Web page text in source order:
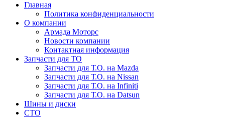
Главная
Политика конфиденциальности
О компании
Армада Моторс
Новости компании
Контактная информация
Запчасти для ТО
Запчасти для Т.О. на Mazda
Запчасти для Т.О. на Nissan
Запчасти для Т.О. на Infiniti
Запчасти для Т.О. на Datsun
Шины и диски
СТО